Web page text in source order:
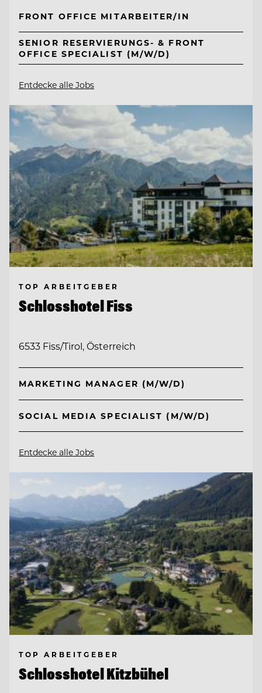
FRONT OFFICE MITARBEITER/IN
SENIOR RESERVIERUNGS- & FRONT
OFFICE SPECIALIST (M/W/D)
Entdecke alle Jobs
TOP ARBEITGEBER
Schlosshotel Fiss
6533 Fiss/Tirol, Österreich
MARKETING MANAGER (M/W/D)
SOCIAL MEDIA SPECIALIST (M/W/D)
Entdecke alle Jobs
TOP ARBEITGEBER
Schlosshotel Kitzbühel